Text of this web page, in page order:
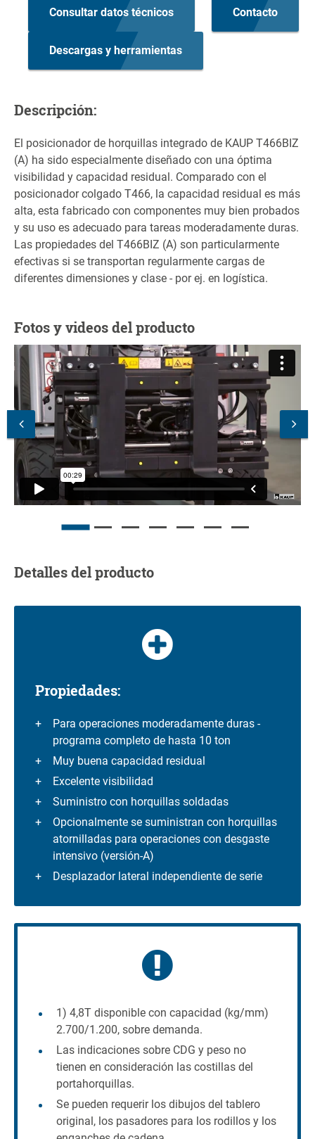
Consultar datos técnicos Contacto
Descargas y herramientas
Descripción:
El posicionador de horquillas integrado de KAUP T466BIZ
(A) ha sido especialmente diseñado con una óptima
visibilidad y capacidad residual. Comparado con el
posicionador colgado T466, la capacidad residual es más
alta, esta fabricado con componentes muy bien probados
y su uso es adecuado para tareas moderadamente duras.
Las propiedades del T466BIZ (A) son particularmente
efectivas si se transportan regularmente cargas de
diferentes dimensiones y clase - por ej. en logística.
Fotos y videos del producto
Detalles del producto
Propiedades:
Para operaciones moderadamente duras -
programa completo de hasta 10 ton
Muy buena capacidad residual
Excelente visibilidad
Suministro con horquillas soldadas
Opcionalmente se suministran con horquillas
atornilladas para operaciones con desgaste
intensivo (versión-A)
Desplazador lateral independiente de serie
1) 4,8T disponible con capacidad (kg/mm)
2.700/1.200, sobre demanda.
Las indicaciones sobre CDG y peso no
tienen en consideración las costillas del
portahorquillas.
Se pueden requerir los dibujos del tablero
original, los pasadores para los rodillos y los